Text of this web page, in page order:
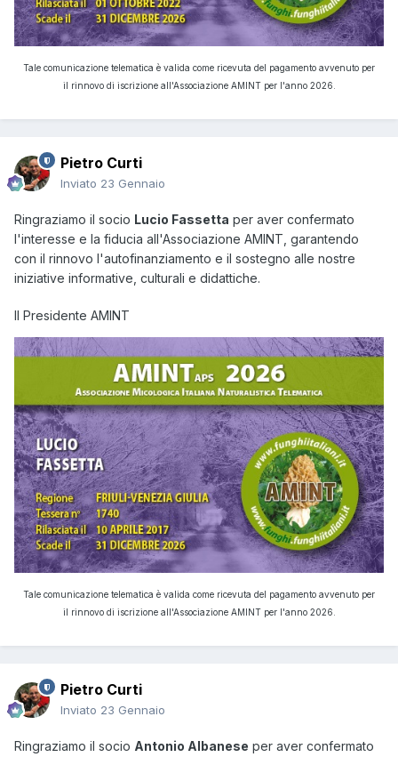
Tale comunicazione telematica è valida come ricevuta del pagamento avvenuto per
il rinnovo di iscrizione all'Associazione AMINT per l'anno 2026.
Pietro Curti
Inviato 23 Gennaio
Ringraziamo il socio Lucio Fassetta per aver confermato
l'interesse e la fiducia all'Associazione AMINT, garantendo
con il rinnovo l'autofinanziamento e il sostegno alle nostre
iniziative informative, culturali e didattiche.
Il Presidente AMINT
Tale comunicazione telematica è valida come ricevuta del pagamento avvenuto per
il rinnovo di iscrizione all'Associazione AMINT per l'anno 2026.
Pietro Curti
Inviato 23 Gennaio
Ringraziamo il socio Antonio Albanese per aver confermato